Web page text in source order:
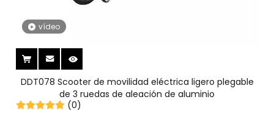
vídeo
DDT078 Scooter de movilidad eléctrica ligero plegable
de 3 ruedas de aleación de aluminio
(0)